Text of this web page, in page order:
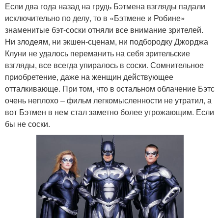
Если два года назад на грудь Бэтмена взгляды падали
исключительно по делу, то в «Бэтмене и Робине»
знаменитые бэт-соски отняли все внимание зрителей.
Ни злодеям, ни экшен-сценам, ни подбородку Джорджа
Клуни не удалось переманить на себя зрительские
взгляды, все всегда упиралось в соски. Сомнительное
приобретение, даже на женщин действующее
отталкивающе. При том, что в остальном облачение Бэтс
очень неплохо – фильм легкомысленности не утратил, а
вот Бэтмен в нем стал заметно более угрожающим. Если
бы не соски.